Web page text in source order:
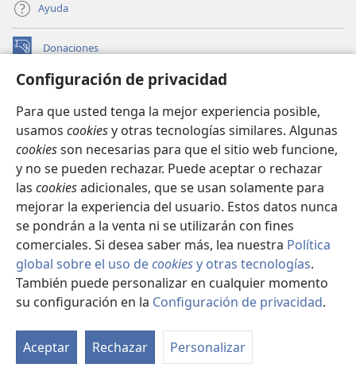
Configuración de privacidad
Para que usted tenga la mejor experiencia posible,
usamos cookiesy otras tecnologías similares. Algunas
cookiesson necesarias para que el sitio web funcione,
y no se pueden rechazar. Puede aceptar o rechazar
las cookiesadicionales, que se usan solamente para
mejorar la experiencia del usuario. Estos datos nunca
se pondrán a la venta ni se utilizarán con fines
comerciales. Si desea saber más, lea nuestra Política
global sobre el uso decookiesy otras tecnologías.
También puede personalizar en cualquier momento
su configuración en la Configuración de privacidad.
Aceptar Rechazar Personalizar
Ayuda
Donaciones
(abre
nueva BIBLIOTECA EN LÍNEA Watchtower™
una
nueva
ventana)
JW Hub
(abre
una
nueva
ventana)
JW Library
Watchtower Library
Copyright© 2026 Watch Tower Bible and Tract Society of Pennsylvania.
CONDICIONES DE USO|POLÍTICA DE PRIVACIDAD|
CONFIGURACIÓN DE PRIVACIDAD